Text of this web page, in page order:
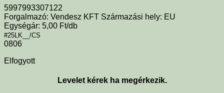
5997993307122
Forgalmazó: Vendesz KFT Származási hely: EU
Egységár: 5,00 Ft/db
#25LK__/CS
0806
Elfogyott
Levelet kérek ha megérkezik.